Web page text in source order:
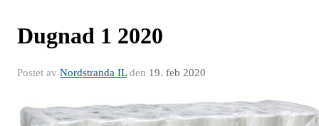
Dugnad 1 2020
Postet av Nordstranda ILden 19. feb 2020